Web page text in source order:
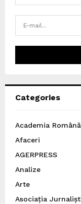
Categories
Academia Română
Afaceri
AGERPRESS
Analize
Arte
Asociația